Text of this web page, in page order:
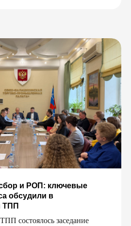
и РОП: ключевые
обсудили в
ТПП
состоялось заседание